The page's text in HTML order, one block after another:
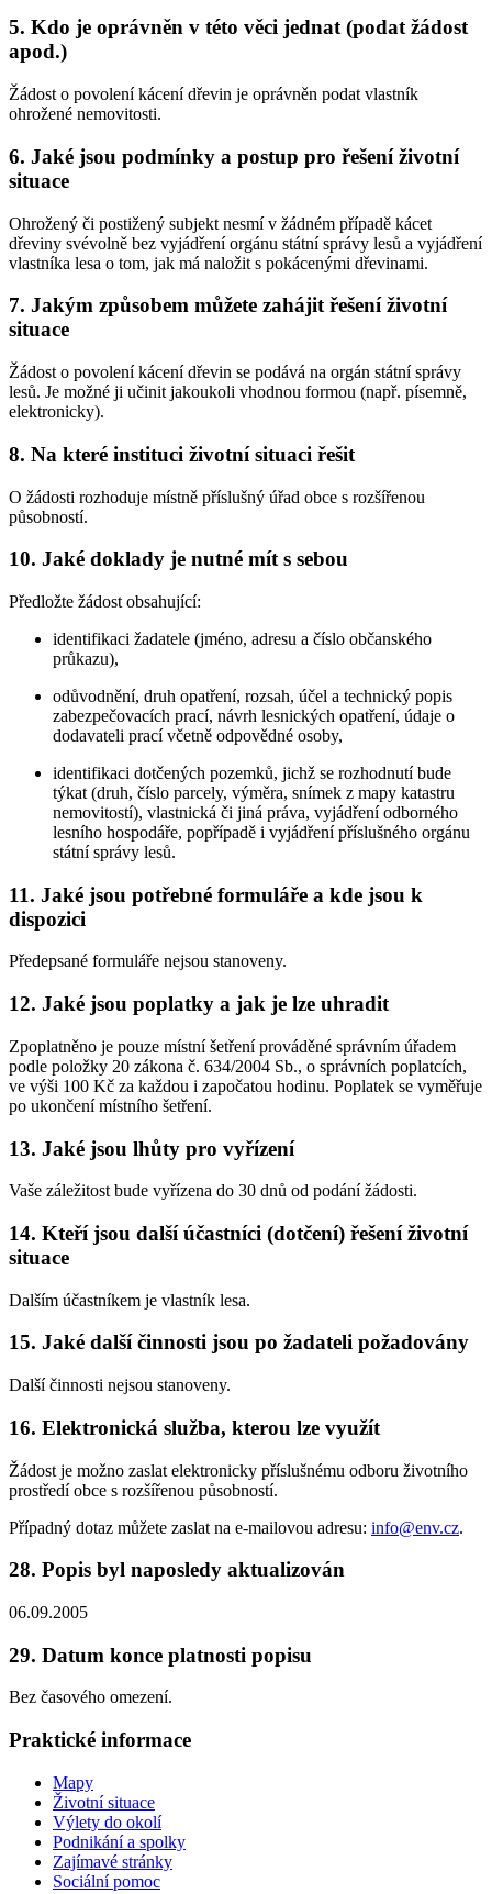
5. Kdo je oprávněn v této věci jednat (podat žádost
apod.)
Žádost o povolení kácení dřevin je oprávněn podat vlastník
ohrožené nemovitosti.
6. Jaké jsou podmínky a postup pro řešení životní
situace
Ohrožený či postižený subjekt nesmí v žádném případě kácet
dřeviny svévolně bez vyjádření orgánu státní správy lesů a vyjádření
vlastníka lesa o tom, jak má naložit s pokácenými dřevinami.
7. Jakým způsobem můžete zahájit řešení životní
situace
Žádost o povolení kácení dřevin se podává na orgán státní správy
lesů. Je možné ji učinit jakoukoli vhodnou formou (např. písemně,
elektronicky).
8. Na které instituci životní situaci řešit
O žádosti rozhoduje místně příslušný úřad obce s rozšířenou
působností.
10. Jaké doklady je nutné mít s sebou
Předložte žádost obsahující:
identifikaci žadatele (jméno, adresu a číslo občanského
průkazu),
odůvodnění, druh opatření, rozsah, účel a technický popis
zabezpečovacích prací, návrh lesnických opatření, údaje o
dodavateli prací včetně odpovědné osoby,
identifikaci dotčených pozemků, jichž se rozhodnutí bude
týkat (druh, číslo parcely, výměra, snímek z mapy katastru
nemovitostí), vlastnická či jiná práva, vyjádření odborného
lesního hospodáře, popřípadě i vyjádření příslušného orgánu
státní správy lesů.
11. Jaké jsou potřebné formuláře a kde jsou k
dispozici
Předepsané formuláře nejsou stanoveny.
12. Jaké jsou poplatky a jak je lze uhradit
Zpoplatněno je pouze místní šetření prováděné správním úřadem
podle položky 20 zákona č. 634/2004 Sb., o správních poplatcích,
ve výši 100 Kč za každou i započatou hodinu. Poplatek se vyměřuje
po ukončení místního šetření.
13. Jaké jsou lhůty pro vyřízení
Vaše záležitost bude vyřízena do 30 dnů od podání žádosti.
14. Kteří jsou další účastníci (dotčení) řešení životní
situace
Dalším účastníkem je vlastník lesa.
15. Jaké další činnosti jsou po žadateli požadovány
Další činnosti nejsou stanoveny.
16. Elektronická služba, kterou lze využít
Žádost je možno zaslat elektronicky příslušnému odboru životního
prostředí obce s rozšířenou působností.
Případný dotaz můžete zaslat na e-mailovou adresu: info@env.cz.
28. Popis byl naposledy aktualizován
06.09.2005
29. Datum konce platnosti popisu
Bez časového omezení.
Praktické informace
Mapy
Životní situace
Výlety do okolí
Podnikání a spolky
Zajímavé stránky
Sociální pomoc